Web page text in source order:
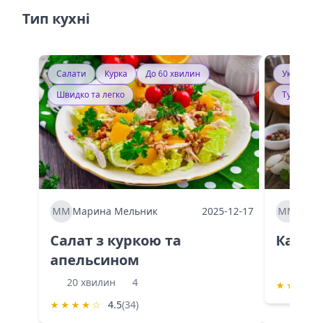
Тип кухні
Салати Курка
До 60 хвилин
Швидко та легко
ММ Марина Мельник 2025-12-17
Салат з куркою та
апельсином
20 хвилин
4
★ ★ ★ ★ ☆ 4.5(34)
ММ
★ ★